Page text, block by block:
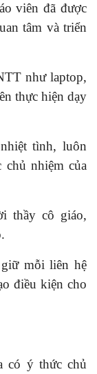
viên đã được
tâm và triển
như laptop,
thực hiện dạy
tình, luôn
chủ nhiệm của
thầy cô giáo,
mỗi liên hệ
điều kiện cho
có ý thức chủ